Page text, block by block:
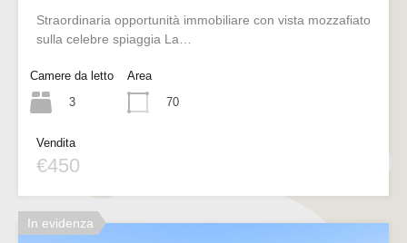
Straordinaria opportunità immobiliare con vista mozzafiato
sulla celebre spiaggia La…
Camere da letto
3
Area
70
Vendita
€450
In evidenza